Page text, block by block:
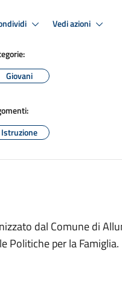
Vedi azioni
Giovani
Istruzione
dal Comune di
Politiche per la Famiglia.